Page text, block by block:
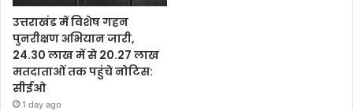
उत्तराखंड में विशेष गहन
पुनरीक्षण अभियान जारी,
24.30 लाख में से 20.27 लाख
मतदाताओं तक पहुंचे नोटिस:
सीईओ
1 day ago